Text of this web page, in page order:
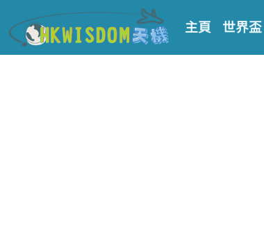
主頁 世界盃